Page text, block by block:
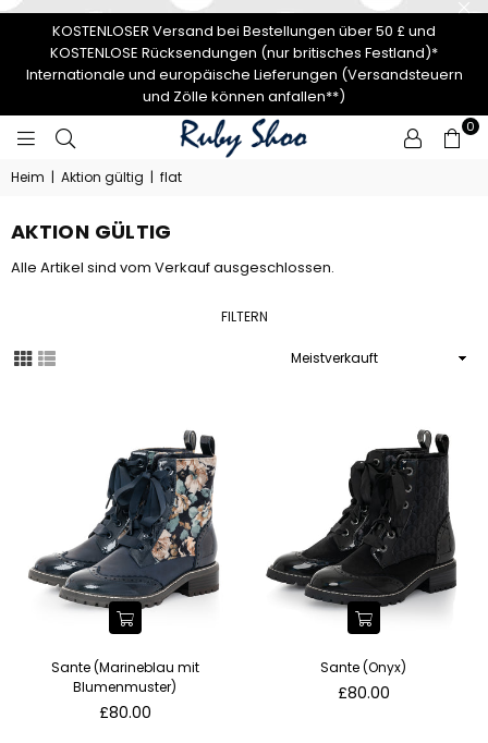
KOSTENLOSER Versand bei Bestellungen über 50 £ und
KOSTENLOSE Rücksendungen (nur britisches Festland)*
Internationale und europäische Lieferungen (Versandsteuern
und Zölle können anfallen**)
0
Heim | Aktion gültig | flat
AKTION GÜLTIG
Alle Artikel sind vom Verkauf ausgeschlossen.
FILTERN
Sortieren
Sante (Marineblau mit
Blumenmuster)
Normaler
£80.00
Sante (Onyx)
Normaler
£80.00